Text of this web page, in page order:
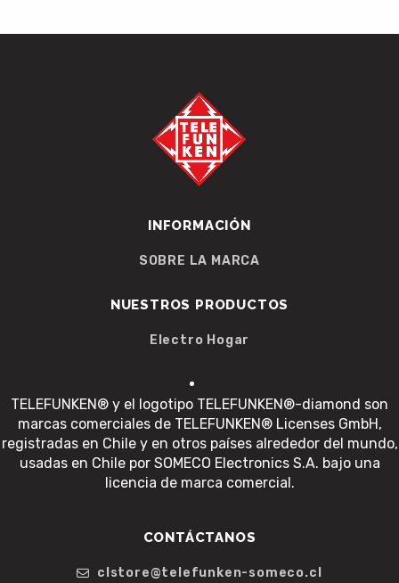
INFORMACIÓN
SOBRE LA MARCA
NUESTROS PRODUCTOS
Electro Hogar
TELEFUNKEN® y el logotipo TELEFUNKEN®-diamond son
marcas comerciales de TELEFUNKEN® Licenses GmbH,
registradas en Chile y en otros países alrededor del mundo,
usadas en Chile por SOMECO Electronics S.A. bajo una
licencia de marca comercial.
CONTÁCTANOS
clstore@telefunken-someco.cl